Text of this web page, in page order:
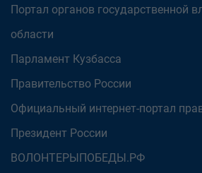
Портал органов государственной
области
Парламент Кузбасса
Правительство России
Официальный интернет-портал
Президент России
ВОЛОНТЕРЫПОБЕДЫ.РФ